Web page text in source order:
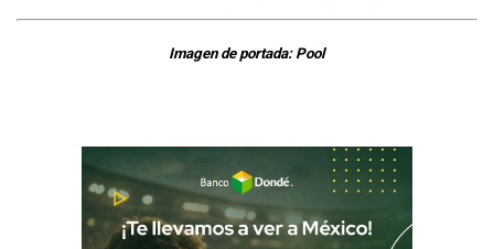
Imagen de portada: Pool